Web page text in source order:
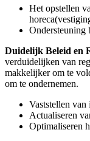
Het opstellen
Ondersteuning
Duidelijk Beleid en
verduidelijken van
makkelijker om te
om te ondernemen.
Vaststellen van
Actualiseren
Optimaliseren